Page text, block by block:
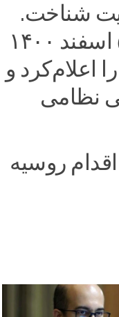
شناخت.
وی سه روز پس از آن در روز پنجشنبه ۵ اسفند ۱۴۰۰
اعلام‌کرد و
نظامی
روسیه